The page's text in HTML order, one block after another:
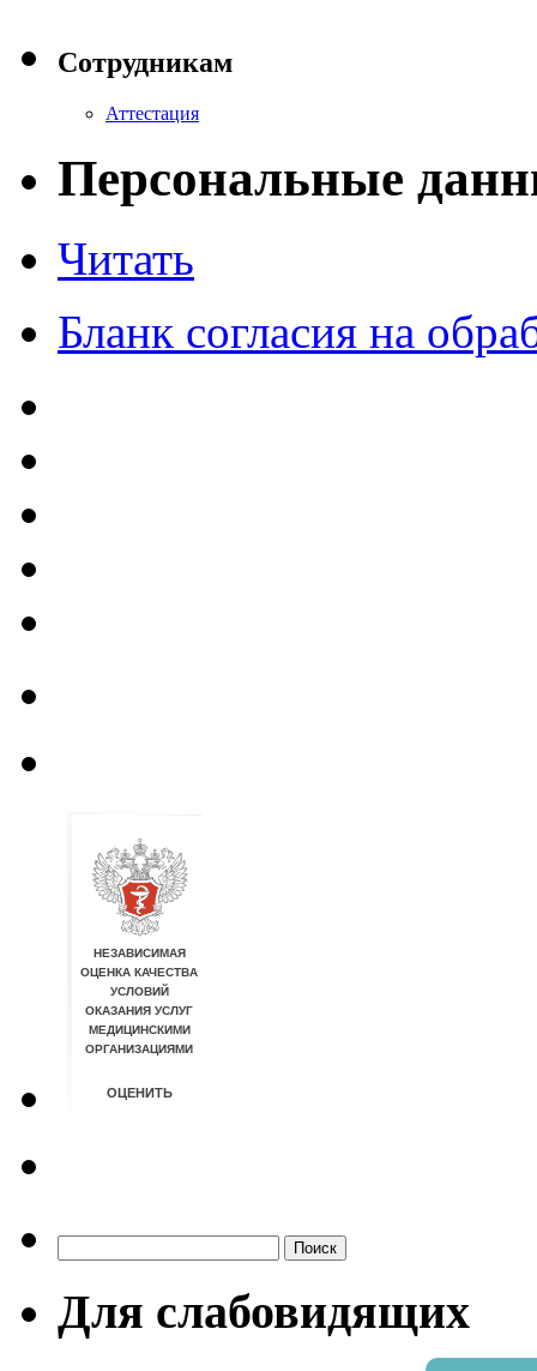
Сотрудникам
Аттестация
Персональные
Читать
Бланк согласия на
Для слабовидящих